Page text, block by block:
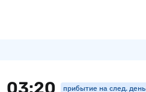
прибытие на след. день